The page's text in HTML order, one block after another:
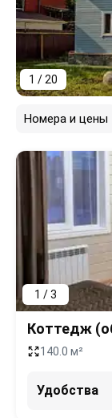
1 / 20
Номера и цены
1 / 3
Коттедж
140.0 м²
Удобства